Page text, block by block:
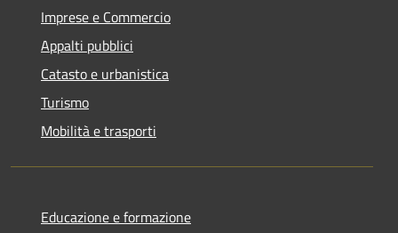
Imprese e Commercio
Appalti pubblici
Catasto e urbanistica
Turismo
Mobilità e trasporti
Educazione e formazione